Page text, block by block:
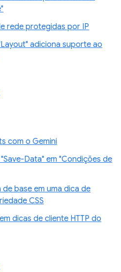
rede protegidas por IP
adiciona suporte ao
com o Gemini
Data" em "Condições de
base em uma dica de
CSS
dicas de cliente HTTP do